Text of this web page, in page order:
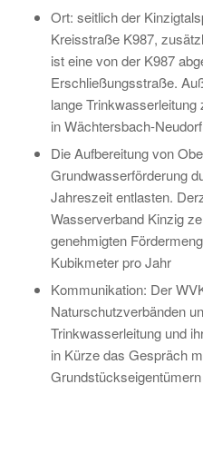
Ort: seitlich der
Kreisstraße K987,
ist eine von der K987
Erschließungsstraße.
lange
in Wächtersbach-Neudorf
Die Aufbereitung von
Grundwasserförderung
Jahreszeit entlasten.
Wasserverband Kinzig
genehmigten
Kubikmeter pro Jahr
Kommunikation: Der
Naturschutzverbänden
Trinkwasserleitung und
in Kürze das Gespräch